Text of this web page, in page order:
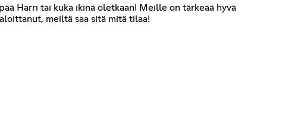
Harri tai kuka ikinä oletkaan! Meille on tärkeää hyvä
meiltä saa sitä mitä tilaa!